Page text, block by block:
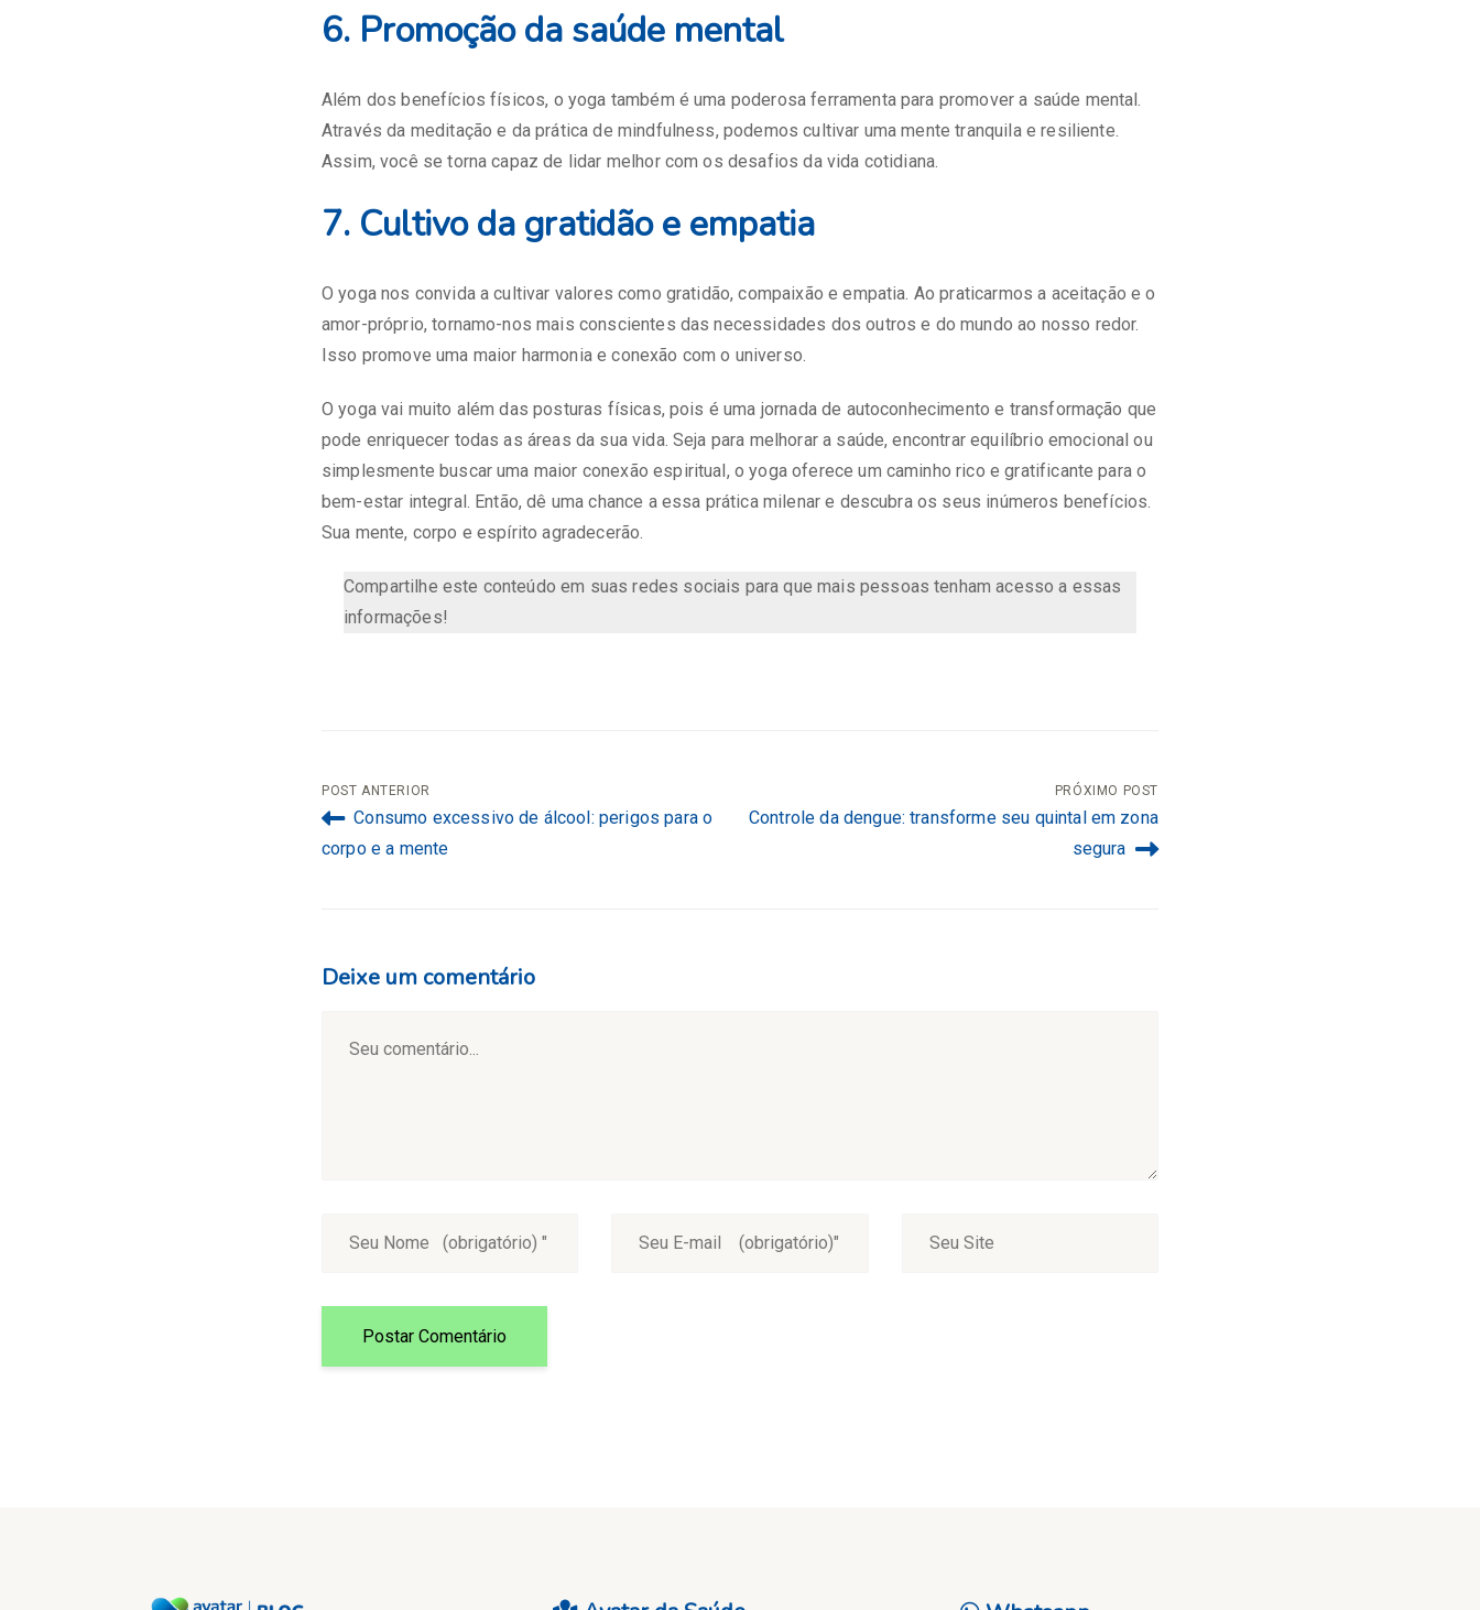
6. Promoção da saúde mental
Além dos benefícios físicos, o yoga também é uma poderosa ferramenta para promover a saúde mental.
Através da meditação e da prática de mindfulness, podemos cultivar uma mente tranquila e resiliente.
Assim, você se torna capaz de lidar melhor com os desafios da vida cotidiana.
7. Cultivo da gratidão e empatia
O yoga nos convida a cultivar valores como gratidão, compaixão e empatia. Ao praticarmos a aceitação e o
amor-próprio, tornamo-nos mais conscientes das necessidades dos outros e do mundo ao nosso redor.
Isso promove uma maior harmonia e conexão com o universo.
O yoga vai muito além das posturas físicas, pois é uma jornada de autoconhecimento e transformação que
pode enriquecer todas as áreas da sua vida. Seja para melhorar a saúde, encontrar equilíbrio emocional ou
simplesmente buscar uma maior conexão espiritual, o yoga oferece um caminho rico e gratificante para o
bem-estar integral. Então, dê uma chance a essa prática milenar e descubra os seus inúmeros benefícios.
Sua mente, corpo e espírito agradecerão.
Compartilhe este conteúdo em suas redes sociais para que mais pessoas tenham acesso a essas
informações!
Navegação
de
POST ANTERIOR
Consumo excessivo de álcool: perigos para o
corpo e a mente
PRÓXIMO POST
Controle da dengue: transforme seu quintal em zona
segura
Deixe um comentário